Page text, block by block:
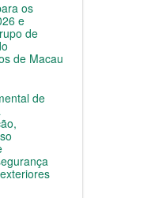
os
e
de
de Macau
de